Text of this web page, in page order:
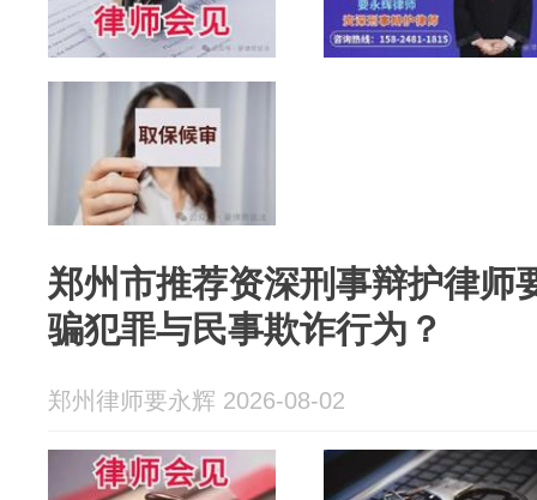
郑州市推荐资深刑事辩护律师
骗犯罪与民事欺诈行为？
郑州律师要永辉 2026-08-02